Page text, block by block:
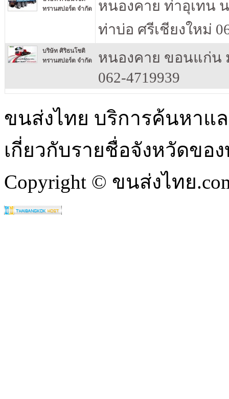
ทรานสปอร์ต จำกัด
หนองคาย ท่าอุเทน
ท่าบ่อ ศรีเชียงใหม่
บริษัท ศิริธนโชติ
ทรานสปอร์ต จำกัด
หนองคาย ขอนแก่น
062-4719939
ขนส่งไทย บริการค้นหาแ
เกี่ยวกับรายชื่อจังหวัดขอ
Copyright © ขนส่งไทย